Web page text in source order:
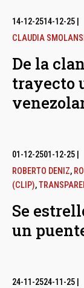
14-12-2514-12-25
CLAUDIA
De la
trayecto
01-12-2501-12-25
ROBERTO DENIZ,
(CLIP),
Se
un
24-11-2524-11-25